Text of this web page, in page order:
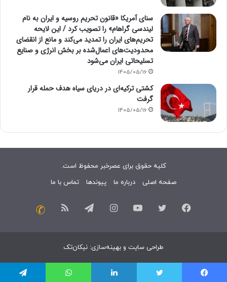
سنای آمریکا «قانون تحریم روسیه و ایران به نام
لیندسی گراهام» را تصویب کرد / این لایحه
تحریم‌های ایران را تمدید می‌کند و مانع از انقضای
محدودیت‌های اعمال‌شده بر بخش انرژی و صنایع
تسلیحاتی ایران می‌شود
1405/05/16
کشتی ترکیه‌ای در دریای سیاه هدف حمله قرار
گرفت
1405/05/16
کلیه حقوق برای عصرخبر محفوظ است.
صفحه اصلی
درباره ما پیوندها تماس با ما
فیسبوک توییتر یوتیوب اینستاگرامتلگرام خوراک
طراحی سایت و بهینه‌سازی: نیکان‌تک